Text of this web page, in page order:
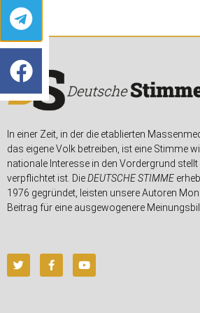
In einer Zeit, in der die etablierten
das eigene Volk betreiben, ist eine Stimme
nationale Interesse in den Vordergrund
verpflichtet ist. DieDEUTSCHE STIMME
1976 gegründet, leisten unsere Autoren
Beitrag für eine ausgewogenere